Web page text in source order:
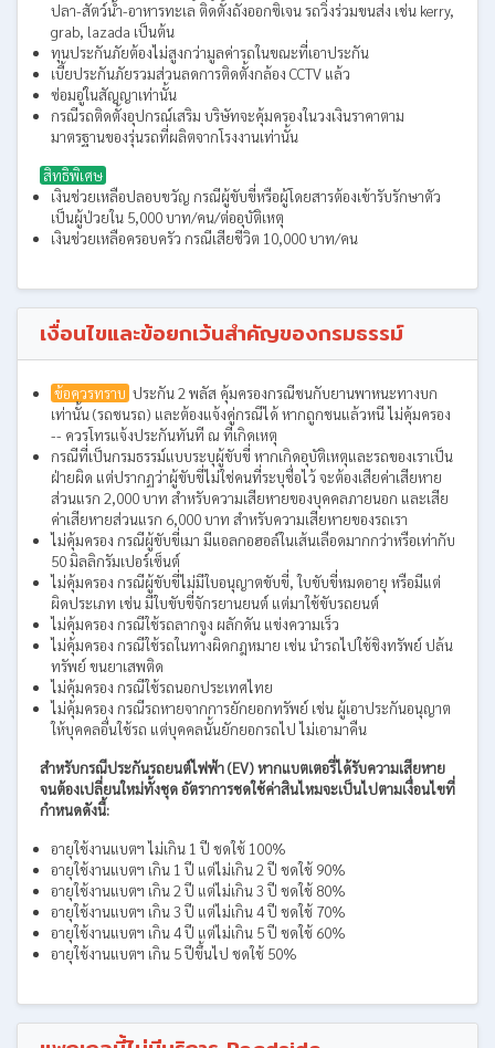
ปลา-สัตว์น้ำ-อาหารทะเล ติดตั้งถังออกซิเจน รถวิ่งร่วมขนส่ง เช่น kerry,
grab, lazada เป็นต้น
ทุนประกันภัยต้องไม่สูงกว่ามูลค่ารถในขณะที่เอาประกัน
เบี้ยประกันภัยรวมส่วนลดการติดตั้งกล้อง CCTV แล้ว
ซ่อมอู่ในสัญญาเท่านั้น
กรณีรถติดตั้งอุปกรณ์เสริม บริษัทจะคุ้มครองในวงเงินราคาตาม
มาตรฐานของรุ่นรถที่ผลิตจากโรงงานเท่านั้น
สิทธิพิเศษ
เงินช่วยเหลือปลอบขวัญ กรณีผู้ขับขี่หรือผู้โดยสารต้องเข้ารับรักษาตัว
เป็นผู้ป่วยใน 5,000 บาท/คน/ต่ออุบัติเหตุ
เงินช่วยเหลือครอบครัว กรณีเสียชีวิต 10,000 บาท/คน
เงื่อนไขและข้อยกเว้นสำคัญของกรมธรรม์
ข้อควรทราบ ประกัน 2 พลัส คุ้มครองกรณีชนกับยานพาหนะทางบก
เท่านั้น (รถชนรถ) และต้องแจ้งคู่กรณีได้ หากถูกชนแล้วหนี ไม่คุ้มครอง
-- ควรโทรแจ้งประกันทันที ณ ที่เกิดเหตุ
กรณีที่เป็นกรมธรรม์แบบระบุผู้ขับขี่ หากเกิดอุบัติเหตุและรถของเราเป็น
ฝ่ายผิด แต่ปรากฏว่าผู้ขับขี่ไม่ใช่คนที่ระบุชื่อไว้ จะต้องเสียค่าเสียหาย
ส่วนแรก 2,000 บาท สำหรับความเสียหายของบุคคลภายนอก และเสีย
ค่าเสียหายส่วนแรก 6,000 บาท สำหรับความเสียหายของรถเรา
ไม่คุ้มครอง กรณีผู้ขับขี่เมา มีแอลกอฮอล์ในเส้นเลือดมากกว่าหรือเท่ากับ
50 มิลลิกรัมเปอร์เซ็นต์
ไม่คุ้มครอง กรณีผู้ขับขี่ไม่มีใบอนุญาตขับขี่, ใบขับขี่หมดอายุ หรือมีแต่
ผิดประเภท เช่น มีใบขับขี่จักรยานยนต์ แต่มาใช้ขับรถยนต์
ไม่คุ้มครอง กรณีใช้รถลากจูง ผลักดัน แข่งความเร็ว
ไม่คุ้มครอง กรณีใช้รถในทางผิดกฎหมาย เช่น นำรถไปใช้ชิงทรัพย์ ปล้น
ทรัพย์ ขนยาเสพติด
ไม่คุ้มครอง กรณีใช้รถนอกประเทศไทย
ไม่คุ้มครอง กรณีรถหายจากการยักยอกทรัพย์ เช่น ผู้เอาประกันอนุญาต
ให้บุคคลอื่นใช้รถ แต่บุคคลนั้นยักยอกรถไป ไม่เอามาคืน
สำหรับกรณีประกันรถยนต์ไฟฟ้า (EV) หากแบตเตอรี่ได้รับความเสียหาย
จนต้องเปลี่ยนใหม่ทั้งชุด อัตราการชดใช้ค่าสินไหมจะเป็นไปตามเงื่อนไขที่
กำหนดดังนี้:
อายุใช้งานแบตฯ ไม่เกิน 1 ปี ชดใช้ 100%
อายุใช้งานแบตฯ เกิน 1 ปี แต่ไม่เกิน 2 ปี ชดใช้ 90%
อายุใช้งานแบตฯ เกิน 2 ปี แต่ไม่เกิน 3 ปี ชดใช้ 80%
อายุใช้งานแบตฯ เกิน 3 ปี แต่ไม่เกิน 4 ปี ชดใช้ 70%
อายุใช้งานแบตฯ เกิน 4 ปี แต่ไม่เกิน 5 ปี ชดใช้ 60%
อายุใช้งานแบตฯ เกิน 5 ปีขึ้นไป ชดใช้ 50%